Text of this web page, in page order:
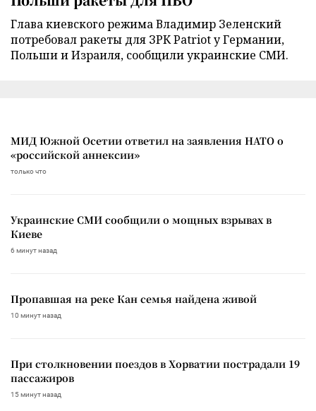
Глава киевского режима Владимир Зеленский
потребовал ракеты для ЗРК Patriot у Германии,
Польши и Израиля, сообщили украинские СМИ.
МИД Южной Осетии ответил на заявления НАТО о
«российской аннексии»
только что
Украинские СМИ сообщили о мощных взрывах в
Киеве
6 минут назад
Пропавшая на реке Кан семья найдена живой
10 минут назад
При столкновении поездов в Хорватии пострадали 19
пассажиров
15 минут назад